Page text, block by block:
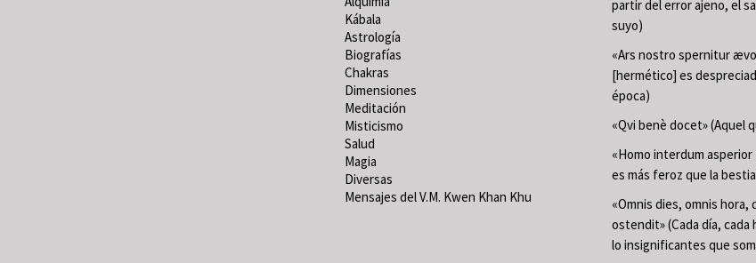
Kábala
Astrología
Biografías
Chakras
Dimensiones
Meditación
Misticismo
Salud
Magia
Diversas
Mensajes del V.M. Kwen Khan Khu
partir del error ajeno, el
suyo)
«Ars nostro spernitur
[hermético] es
época)
«Qvi benè docet» (Aquel
«Homo interdum asperior
es más feroz que la
«Omnis dies, omnis hora,
ostendit» (Cada día, cada
lo insignificantes que